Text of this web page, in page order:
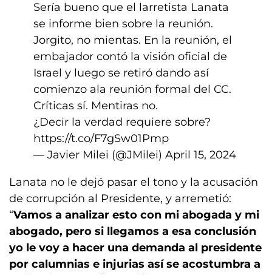
Sería bueno que el larretista Lanata
se informe bien sobre la reunión.
Jorgito, no mientas. En la reunión, el
embajador contó la visión oficial de
Israel y luego se retiró dando así
comienzo ala reunión formal del CC.
Críticas sí. Mentiras no.
¿Decir la verdad requiere sobre?
https://t.co/F7gSw01Pmp
— Javier Milei (@JMilei) April 15, 2024
Lanata no le dejó pasar el tono y la acusación
de corrupción al Presidente, y arremetió:
“Vamos a analizar esto con mi abogada y mi
abogado, pero si llegamos a esa conclusión
yo le voy a hacer una demanda al presidente
por calumnias e injurias así se acostumbra a